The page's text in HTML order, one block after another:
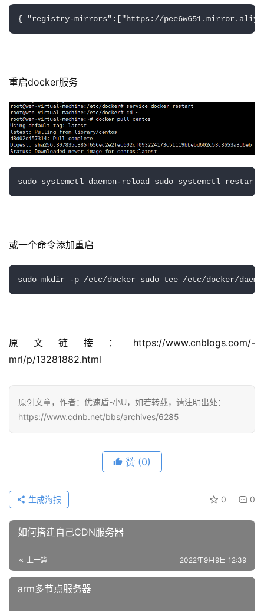
告
问
答
社
{ "registry-mirrors": ["https://
重启docker服务
sudo systemctl daemon-reload sudo systemctl restart
或一个命令添加重启
sudo mkdir -p /etc/docker sudo tee /etc/docker/
原文链接：https://www.cnblogs.com/-
mrl/p/13281882.html
原创文章，作者：优速盾-小U，如若转载，请注明出处：
https://www.cdnb.net/bbs/archives/6285
赞 (0)
0 0
生成海报
如何搭建自己CDN服务器
上一篇 2022年9月9日 12:39
arm多节点服务器